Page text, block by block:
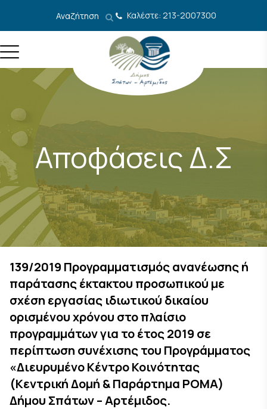
Αναζήτηση Καλέστε: 213-2007300
Αποφάσεις Δ.Σ
139/2019 Προγραμματισμός ανανέωσης ή
παράτασης έκτακτου προσωπικού με
σχέση εργασίας ιδιωτικού δικαίου
ορισμένου χρόνου στο πλαίσιο
προγραμμάτων για το έτος 2019 σε
περίπτωση συνέχισης του Προγράμματος
«Διευρυμένο Κέντρο Κοινότητας
(Κεντρική Δομή & Παράρτημα ΡΟΜΑ)
Δήμου Σπάτων – Αρτέμιδος.